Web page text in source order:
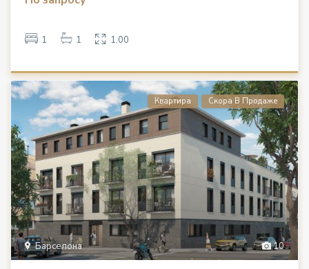
1 1 1.00
10
Барселона
Квартира Скора В Продаже